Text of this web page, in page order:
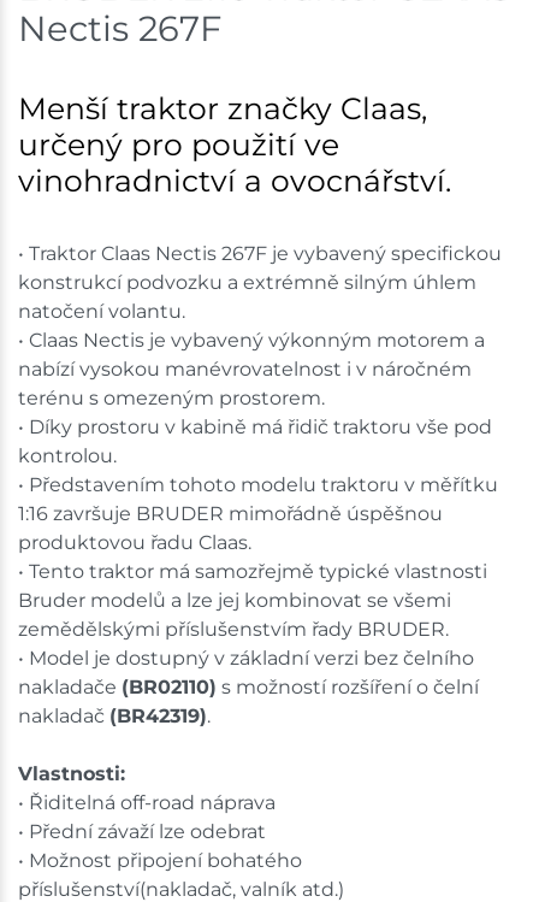
Skladem na prodejně - doručení do 7 dnů
Mohelnice
Skladem na prodejně - doručení do 7 dnů
Skladem na prodejně - doručení do 7 dnů
Skladové množství na prodejnách je pouze orientační.
Ceny na prodejnách se mohou lišit od cen na e-
shopu.
Nectis 267F
Menší traktor značky Claas,
určený pro použití ve
vinohradnictví a ovocnářství.
• Traktor Claas Nectis 267F je vybavený specifickou
konstrukcí podvozku a extrémně silným úhlem
natočení volantu.
• Claas Nectis je vybavený výkonným motorem a
nabízí vysokou manévrovatelnost i v náročném
terénu s omezeným prostorem.
• Díky prostoru v kabině má řidič traktoru vše pod
kontrolou.
• Představením tohoto modelu traktoru v měřítku
1:16 završuje BRUDER mimořádně úspěšnou
produktovou řadu Claas.
• Tento traktor má samozřejmě typické vlastnosti
Bruder modelů a lze jej kombinovat se všemi
zemědělskými příslušenstvím řady BRUDER.
• Model je dostupný v základní verzi bez čelního
nakladače (BR02110) s možností rozšíření o čelní
nakladač (BR42319).
Vlastnosti:
• Řiditelná off-road náprava
• Přední závaží lze odebrat
• Možnost připojení bohatého
příslušenství(nakladač, valník atd.)